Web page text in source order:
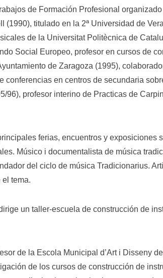
de Formación Profesional
(1990), titulado en la 2ª Universidad de
de la Universitat Politècnica de
Social Europeo, profesor en cursos de
de Zaragoza (1995),
conferencias en centros de secundaria
96), profesor interino de Practicas de
ferias, encuentros y exposiciones
Músico i documentalista de música
del ciclo de música Tradicionarius.
tema.
un taller-escuela de construcción de
de la Escola Municipal d’Art i Disseny
de los cursos de construcción de